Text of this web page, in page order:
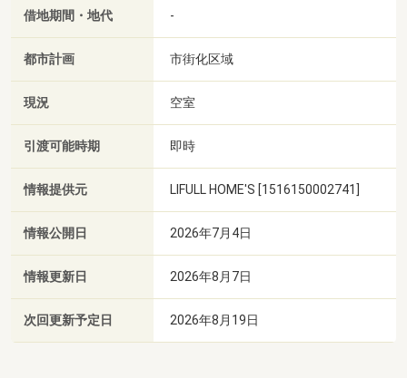
借地期間・地代 -
都市計画 市街化区域
現況 空室
引渡可能時期 即時
情報提供元 LIFULL HOME'S [1516150002741]
情報公開日 2026年7月4日
情報更新日 2026年8月7日
次回更新予定日 2026年8月19日